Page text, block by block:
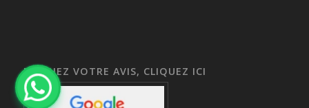
DONNEZ VOTRE AVIS, CLIQUEZ ICI